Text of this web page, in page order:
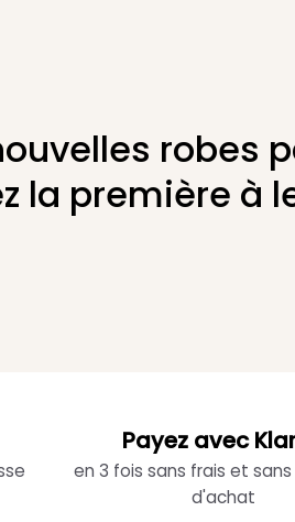
robes
la première à
Payez avec
en 3 fois sans frais et
d'achat